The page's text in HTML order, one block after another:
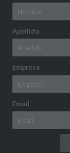
Apellido
Empresa
Email